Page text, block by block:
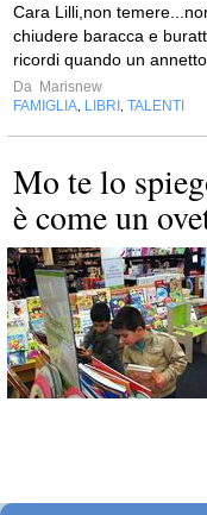
Cara Lilli,non
chiudere baracca e
ricordi quando un
Da Marisnew
FAMIGLIA LIBRI TALENTI
Mo te lo
è come un